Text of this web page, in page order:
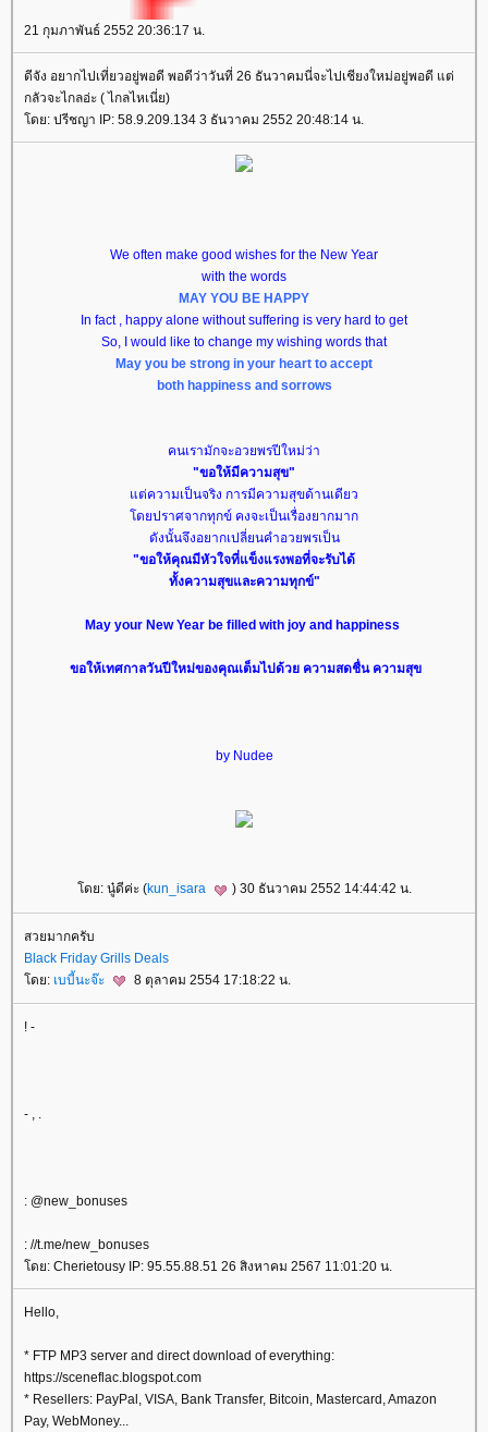
21 กุมภาพันธ์ 2552 20:36:17 น.
ดีจัง อยากไปเที่ยวอยู่พอดี พอดีว่าวันที่ 26 ธันวาคมนี่จะไปเชียงใหม่อยู่พอดี แต่
กลัวจะไกลอ่ะ ( ไกลไหเนี่ย)
ดย: ปรีชญา IP: 58.9.209.134 3 ธันวาคม 2552 20:48:14 น.
We often make good wishes for the New Year
with the words
MAY YOU BE HAPPY
In fact , happy alone without suffering is very hard to get
So, I would like to change my wishing words that
May you be strong in your heart to accept
both happiness and sorrows
คนเรามักจะอวยพรปีใหม่ว่า
"ขอให้มีความสุข"
ต่ความเป็นจริง การมีความสุขด้านเดียว
ดยปราศจากทุกข์ คงจะเป็นเรื่องยากมาก
ดังนั้นจึงอยากเปลี่ยนคำอวยพรเป็น
"ขอให้คุณมีหัวใจที่แข็งแรงพอที่จะรับได้
ทั้งความสุขและความทุกข์"
May your New Year be filled with joy and happiness
ขอให้เทศกาลวันปีใหม่ของคุณเต็มไปด้วย ความสดชื่น ความสุข
by Nudee
ดย: นู๋ดีค่ะ (kun_isara ) 30 ธันวาคม 2552 14:44:42 น.
สวยมากครับ
Black Friday Grills Deals
ดย: เบบี้นะจ๊ะ 8 ตุลาคม 2554 17:18:22 น.
! -
- , .
: @new_bonuses
: //t.me/new_bonuses
ดย: Cherietousy IP: 95.55.88.51 26 สิงหาคม 2567 11:01:20 น.
Hello,
* FTP MP3 server and direct download of everything:
https://sceneflac.blogspot.com
* Resellers: PayPal, VISA, Bank Transfer, Bitcoin, Mastercard, Amazon
Pay, WebMoney...